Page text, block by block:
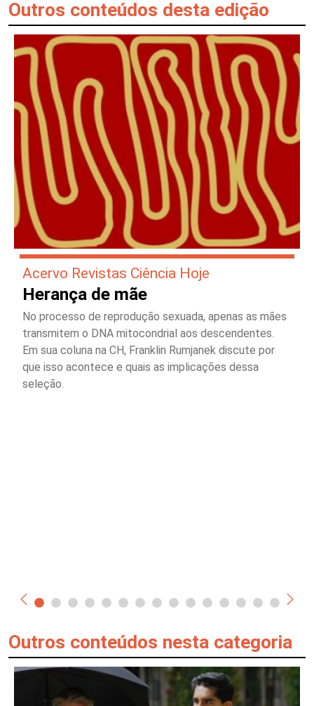
Outros conteúdos desta edição
Acervo Revistas Ciência Hoje
Herança de mãe
No processo de reprodução sexuada, apenas as mães
transmitem o DNA mitocondrial aos descendentes.
Em sua coluna na CH, Franklin Rumjanek discute por
que isso acontece e quais as implicações dessa
seleção.
Outros conteúdos nesta categoria